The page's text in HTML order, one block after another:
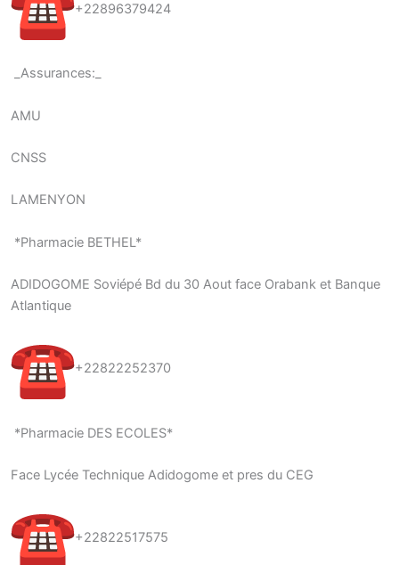
+22896379424
_Assurances:_
AMU
CNSS
LAMENYON
*Pharmacie BETHEL*
ADIDOGOME Soviépé Bd du 30 Aout face Orabank et Banque
Atlantique
+22822252370
*Pharmacie DES ECOLES*
Face Lycée Technique Adidogome et pres du CEG
+22822517575